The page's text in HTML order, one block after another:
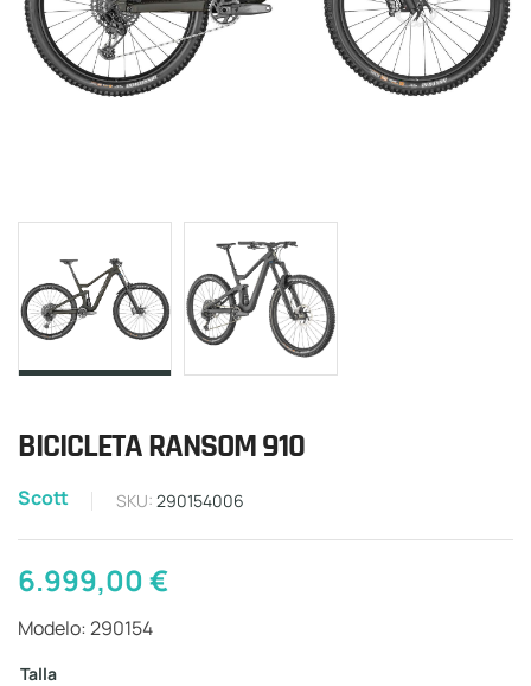
BICICLETA RANSOM 910
Scott SKU: 290154006
6.999,00€
Modelo: 290154
Talla